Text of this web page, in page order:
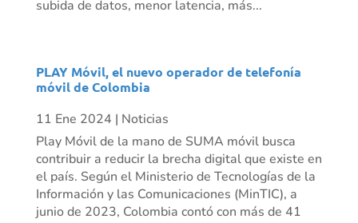
subida de datos, menor latencia, más...
PLAY Móvil, el nuevo operador de telefonía
móvil de Colombia
11 Ene 2024 | Noticias
Play Móvil de la mano de SUMA móvil busca
contribuir a reducir la brecha digital que existe en
el país. Según el Ministerio de Tecnologías de la
Información y las Comunicaciones (MinTIC), a
junio de 2023, Colombia contó con más de 41